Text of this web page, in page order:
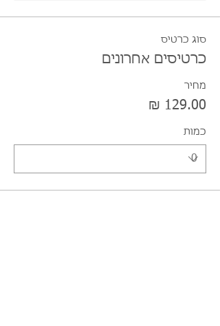
סוג כרטיס
כרטיסים אחרונים
מחיר
כמות